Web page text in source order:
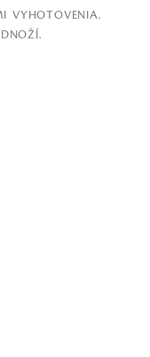
VYHOTOVENIA.